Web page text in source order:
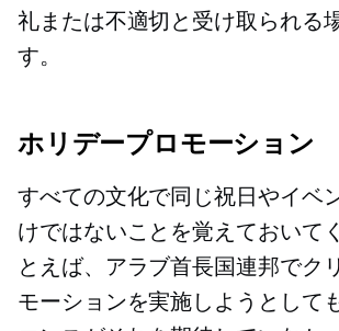
礼または不適切と受け取られる
す。
ホリデープロモーション
すべての文化で同じ祝日やイベ
けではないことを覚えておいて
とえば、アラブ首長国連邦でク
モーションを実施しようとして